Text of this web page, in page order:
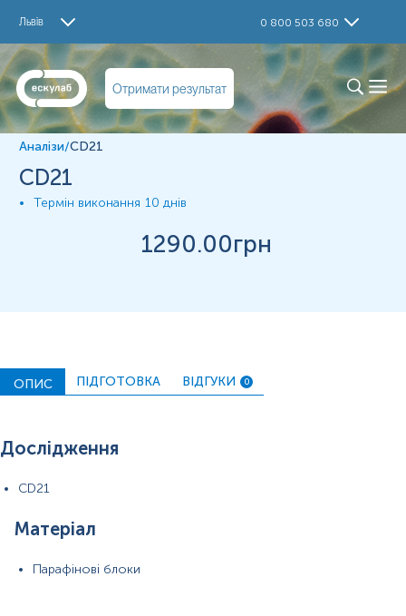
Львів 0 800 503 680
Отримати результат
CD21
Матеріал
Парафінові блоки
вимірювань можуть змінюватися у відповідності до зміни
тест-систем.
Аналізи/CD21
CD21
Термін виконання 10 днів
1290.00грн
ОПИС ПІДГОТОВКА ВІДГУКИ 0
Дослідження
CD21
Матеріал
Парафінові блоки